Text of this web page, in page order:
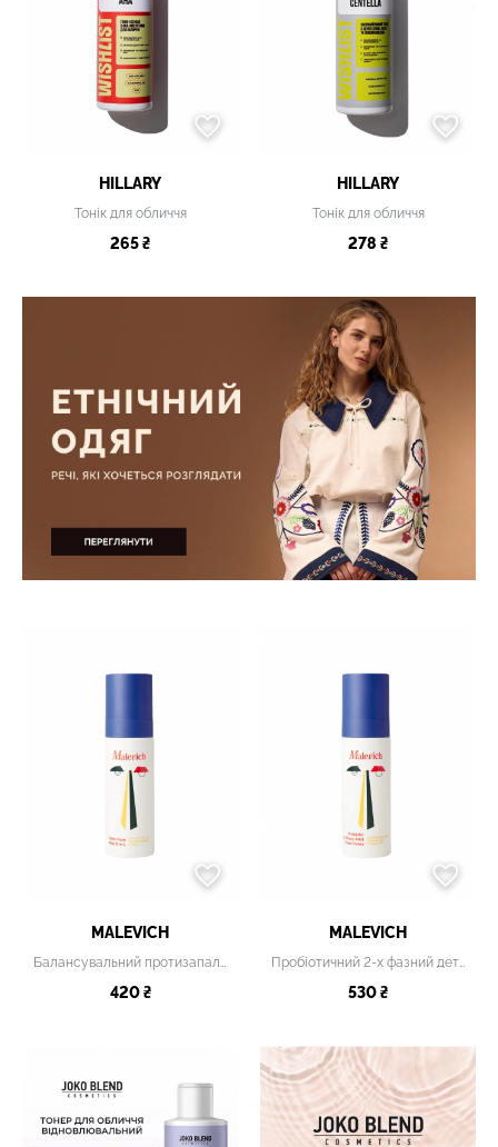
HILLARY
Тонік для обличчя
265 ₴
HILLARY
Тонік для обличчя
278 ₴
MALEVICH
420 ₴
MALEVICH
530 ₴